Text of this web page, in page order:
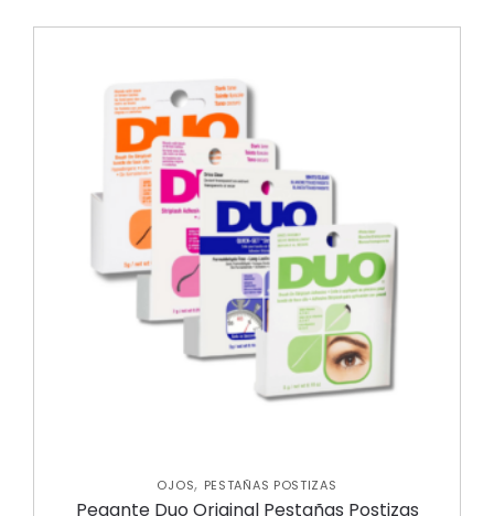
OJOS, PESTAÑAS POSTIZAS
Pegante Duo Original Pestañas Postizas